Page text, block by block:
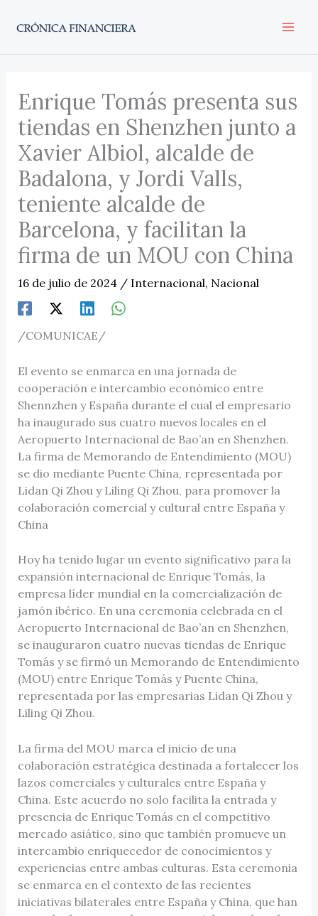
Enrique Tomás presenta sus
tiendas en Shenzhen junto a
Xavier Albiol, alcalde de
Badalona, y Jordi Valls,
teniente alcalde de
Barcelona, y facilitan la
firma de un MOU con China
16 de julio de 2024 / Internacional, Nacional
/COMUNICAE/
El evento se enmarca en una jornada de
cooperación e intercambio económico entre
Shennzhen y España durante el cual el empresario
ha inaugurado sus cuatro nuevos locales en el
Aeropuerto Internacional de Bao’an en Shenzhen.
La firma de Memorando de Entendimiento (MOU)
se dio mediante Puente China, representada por
Lidan Qi Zhou y Liling Qi Zhou, para promover la
colaboración comercial y cultural entre España y
China
Hoy ha tenido lugar un evento significativo para la
expansión internacional de Enrique Tomás, la
empresa líder mundial en la comercialización de
jamón ibérico. En una ceremonia celebrada en el
Aeropuerto Internacional de Bao’an en Shenzhen,
se inauguraron cuatro nuevas tiendas de Enrique
Tomás y se firmó un Memorando de Entendimiento
(MOU) entre Enrique Tomás y Puente China,
representada por las empresarias Lidan Qi Zhou y
Liling Qi Zhou.
La firma del MOU marca el inicio de una
colaboración estratégica destinada a fortalecer los
lazos comerciales y culturales entre España y
China. Este acuerdo no solo facilita la entrada y
presencia de Enrique Tomás en el competitivo
mercado asiático, sino que también promueve un
intercambio enriquecedor de conocimientos y
experiencias entre ambas culturas. Esta ceremonia
se enmarca en el contexto de las recientes
iniciativas bilaterales entre España y China, que han